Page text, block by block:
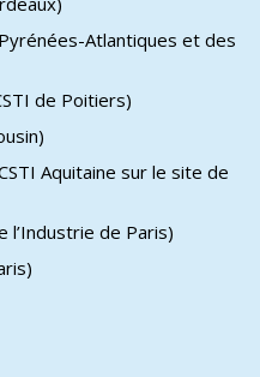
Atlantiques et des
de Poitiers)
Aquitaine sur le site de
l’Industrie de Paris)